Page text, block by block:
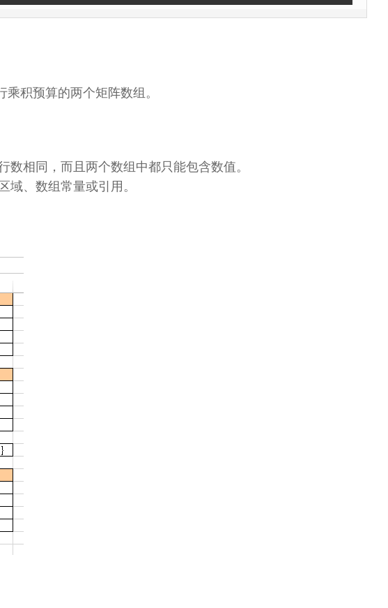
积预算的两个矩阵数组。
数相同，而且两个数组中都只能包含数值。
域、数组常量或引用。